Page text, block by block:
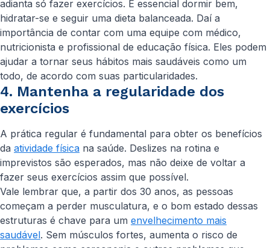
adianta só fazer exercícios. É essencial dormir bem,
hidratar-se e seguir uma dieta balanceada. Daí a
importância de contar com uma equipe com médico,
nutricionista e profissional de educação física. Eles podem
ajudar a tornar seus hábitos mais saudáveis como um
todo, de acordo com suas particularidades.
4. Mantenha a regularidade dos
exercícios
A prática regular é fundamental para obter os benefícios
da atividade física na saúde. Deslizes na rotina e
imprevistos são esperados, mas não deixe de voltar a
fazer seus exercícios assim que possível.
Vale lembrar que, a partir dos 30 anos, as pessoas
começam a perder musculatura, e o bom estado dessas
estruturas é chave para um envelhecimento mais
saudável. Sem músculos fortes, aumenta o risco de